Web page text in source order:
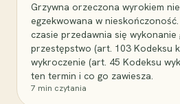
Grzywna orzeczona wyrokiem
egzekwowana w
czasie przedawnia się wykonanie
przestępstwo (art. 103 Kodeksu
wykroczenie (art. 45 Kodeksu
ten termin i co go zawiesza.
7 min czytania